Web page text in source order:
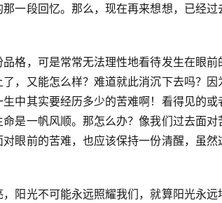
一段回忆。那么，现在再来想想，已经过
格，可是常常无法理性地看待发生在眼前
，又能怎么样？难道就此消沉下去吗？因
中其实要经历多少的苦难啊！看得见的或
是一帆风顺。那怎么办？像我们过去面对
眼前的苦难，也应该保持一份清醒，虽然
阳光不可能永远照耀我们，就算阳光永远